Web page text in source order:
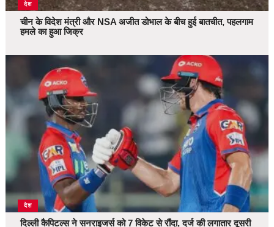
देश
चीन के विदेश मंत्री और NSA अजीत डोभाल के बीच हुई बातचीत, पहलगाम
हमले का हुआ जिक्र
देश
दिल्ली कैपिटल्स ने सनराइजर्स को 7 विकेट से रौंदा, दर्ज की लगातार दूसरी